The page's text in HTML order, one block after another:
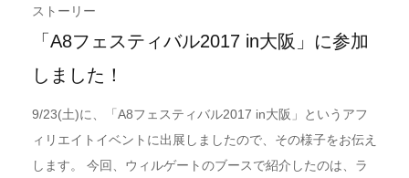
ストーリー
「A8フェスティバル2017 in大阪」に参加
しました！
9/23(土)に、「A8フェスティバル2017 in大阪」というアフ
ィリエイトイベントに出展しましたので、その様子をお伝え
します。 今回、ウィルゲートのブースで紹介したのは、ラ